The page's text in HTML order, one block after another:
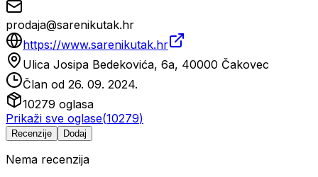
prodaja@sarenikutak.hr
https://www.sarenikutak.hr
Ulica Josipa Bedekovića, 6a, 40000 Čakovec
Član od 26. 09. 2024.
10279 oglasa
Prikaži sve oglase(10279)
Recenzije Dodaj
Nema recenzija